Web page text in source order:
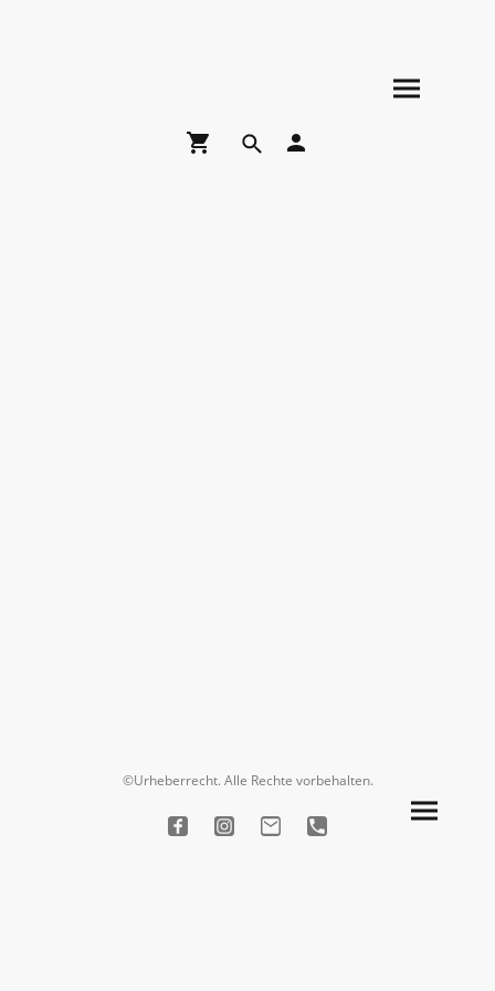
©Urheberrecht. Alle Rechte vorbehalten.